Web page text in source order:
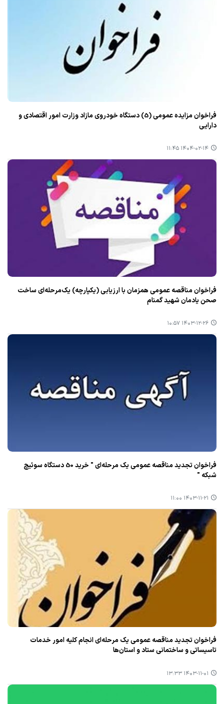
فراخوان مزایده عمومی (5) دستگاه خودروی مازاد وزارت امور اقتصادی و
دارایی
۱۴۰۴-۰۲-۱۴ ۱۱:۴۵
فراخوان مناقصه عمومی همزمان با ارزیابی (یکپارچه) یک‌مرحله‌ای ساخت
صحن یادمان شهید گمنام
۱۴۰۳-۱۲-۲۶ ۱۰:۵۷
فراخوان تجدید مناقصه عمومی یک مرحله‌ای " خرید 50 دستگاه سوئیچ
شبکه "
۱۴۰۳-۱۱-۲۱ ۱۱:۰۰
فراخوان تجدید مناقصه عمومی یک مرحله‌ای انجام کلیه امور خدمات
تاسیساتی و ساختمانی ستاد و استان‌ها
۱۴۰۳-۱۱-۰۱ ۱۳:۳۳